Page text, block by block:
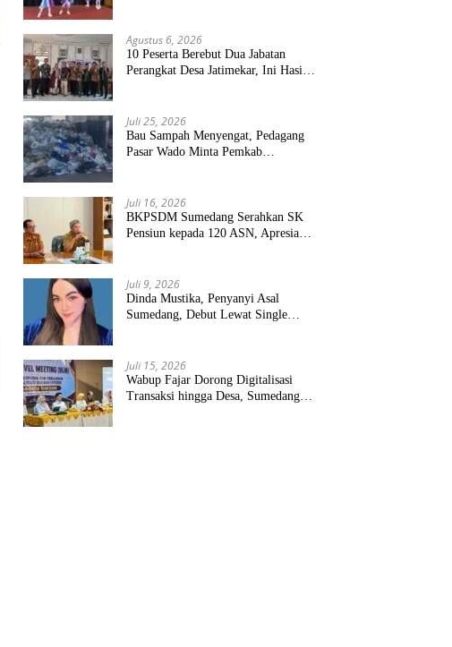
Agustus 6, 2026
10 Peserta Berebut Dua Jabatan
Perangkat Desa Jatimekar, Ini Hasil
Juli 25, 2026
Bau Sampah Menyengat, Pedagang
Pasar Wado Minta Pemkab
Juli 16, 2026
BKPSDM Sumedang Serahkan SK
Pensiun kepada 120 ASN, Apresiasi
Juli 9, 2026
Dinda Mustika, Penyanyi Asal
Sumedang, Debut Lewat Single
Juli 15, 2026
Wabup Fajar Dorong Digitalisasi
Transaksi hingga Desa, Sumedang